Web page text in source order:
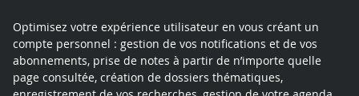
Optimisez votre expérience utilisateur en vous créant un
compte personnel : gestion de vos notifications et de vos
abonnements, prise de notes à partir de n’importe quelle
page consultée, création de dossiers thématiques,